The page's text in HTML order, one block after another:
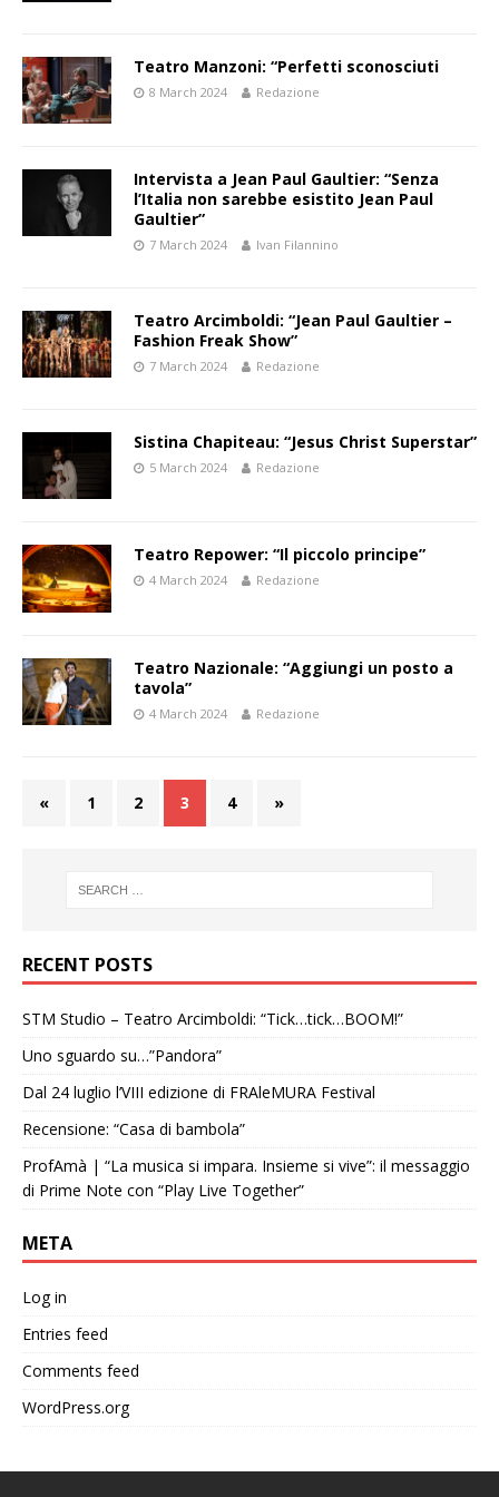
Teatro Manzoni: “Perfetti sconosciuti
8 March 2024 Redazione
Intervista a Jean Paul Gaultier: “Senza
l’Italia non sarebbe esistito Jean Paul
Gaultier”
7 March 2024 Ivan Filannino
Teatro Arcimboldi: “Jean Paul Gaultier –
Fashion Freak Show”
7 March 2024 Redazione
Sistina Chapiteau: “Jesus Christ Superstar”
5 March 2024 Redazione
Teatro Repower: “Il piccolo principe”
4 March 2024 Redazione
Teatro Nazionale: “Aggiungi un posto a
tavola”
4 March 2024 Redazione
« 1 2 3 4 »
RECENT POSTS
STM Studio – Teatro Arcimboldi: “Tick…tick…BOOM!”
Uno sguardo su…”Pandora”
Dal 24 luglio l’VIII edizione di FRAleMURA Festival
Recensione: “Casa di bambola”
ProfAmà | “La musica si impara. Insieme si vive”: il messaggio
di Prime Note con “Play Live Together”
META
Log in
Entries feed
Comments feed
WordPress.org